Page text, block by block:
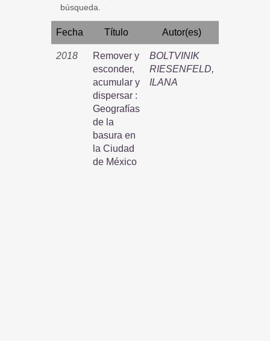
búsqueda.
Fecha Título Autor(es)
2018
Remover y
esconder,
acumular y
dispersar :
Geografías
de la
basura en
la Ciudad
de México
BOLTVINIK
RIESENFELD,
ILANA